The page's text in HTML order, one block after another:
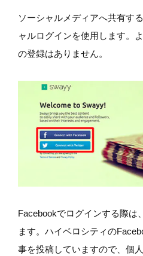
ソーシャルメディアへ共有す
ャルログインを使用します。
の登録はありません。
Facebookでログインする際は
ます。ハイベロシティの
事を投稿していますので、個